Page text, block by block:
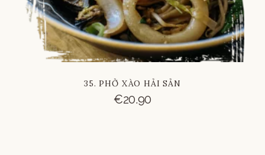
35. PHỞ XÀO HẢI SẢN
€20.90